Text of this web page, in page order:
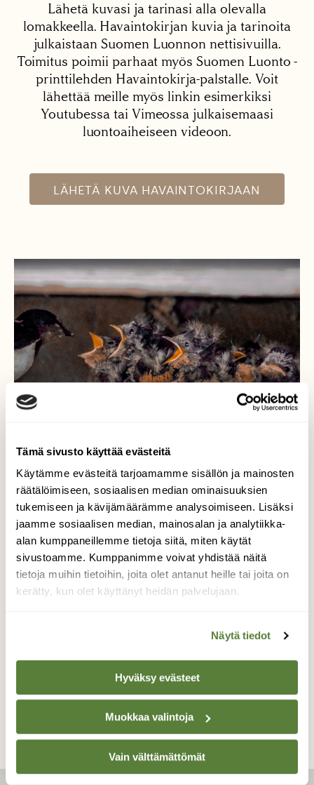
Tämä sivusto käyttää evästeitä
Käytämme evästeitä tarjoamamme sisällön ja mainosten
räätälöimiseen, sosiaalisen median ominaisuuksien
tukemiseen ja kävijämäärämme analysoimiseen. Lisäksi
jaamme sosiaalisen median, mainosalan ja analytiikka-
alan kumppaneillemme tietoja siitä, miten käytät
sivustoamme. Kumppanimme voivat yhdistää näitä
tietoja muihin tietoihin, joita olet antanut heille tai joita on
kerätty, kun olet käyttänyt heidän palvelujaan.
Näytä tiedot
Hyväksy evästeet
Muokkaa valintoja
Vain välttämättömät
Lähetä kuvasi ja tarinasi alla olevalla
lomakkeella. Havaintokirjan kuvia ja tarinoita
julkaistaan Suomen Luonnon nettisivuilla.
Toimitus poimii parhaat myös Suomen Luonto -
printtilehden Havaintokirja-palstalle. Voit
lähettää meille myös linkin esimerkiksi
Youtubessa tai Vimeossa julkaisemaasi
luontoaiheiseen videoon.
LÄHETÄ KUVA HAVAINTOKIRJAAN
Nälkäiset pääskysen
poikaset
Pääskysen pesä Örön vierasvenesataman
kupeessa.
TAKAISIN LISTAAN